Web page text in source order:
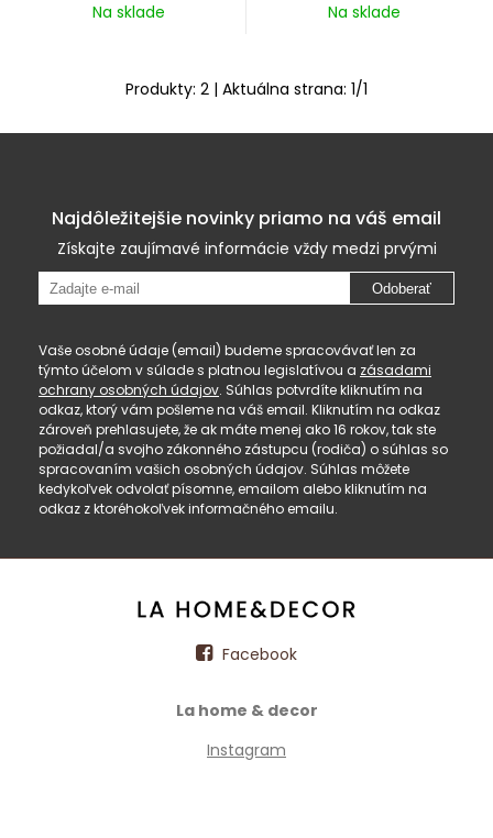
Na sklade Na sklade
Produkty: 2 | Aktuálna strana: 1/1
Najdôležitejšie novinky priamo na váš email
Získajte zaujímavé informácie vždy medzi prvými
Odoberať
Vaše osobné údaje (email) budeme spracovávať len za
týmto účelom v súlade s platnou legislatívou a zásadami
ochrany osobných údajov. Súhlas potvrdíte kliknutím na
odkaz, ktorý vám pošleme na váš email. Kliknutím na odkaz
zároveň prehlasujete, že ak máte menej ako 16 rokov, tak ste
požiadal/a svojho zákonného zástupcu (rodiča) o súhlas so
spracovaním vašich osobných údajov. Súhlas môžete
kedykoľvek odvolať písomne, emailom alebo kliknutím na
odkaz z ktoréhokoľvek informačného emailu.
Facebook
La home & decor
Instagram